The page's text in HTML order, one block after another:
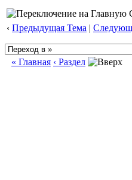
‹ Предыдущая Тема |
« Главная ‹ Раздел